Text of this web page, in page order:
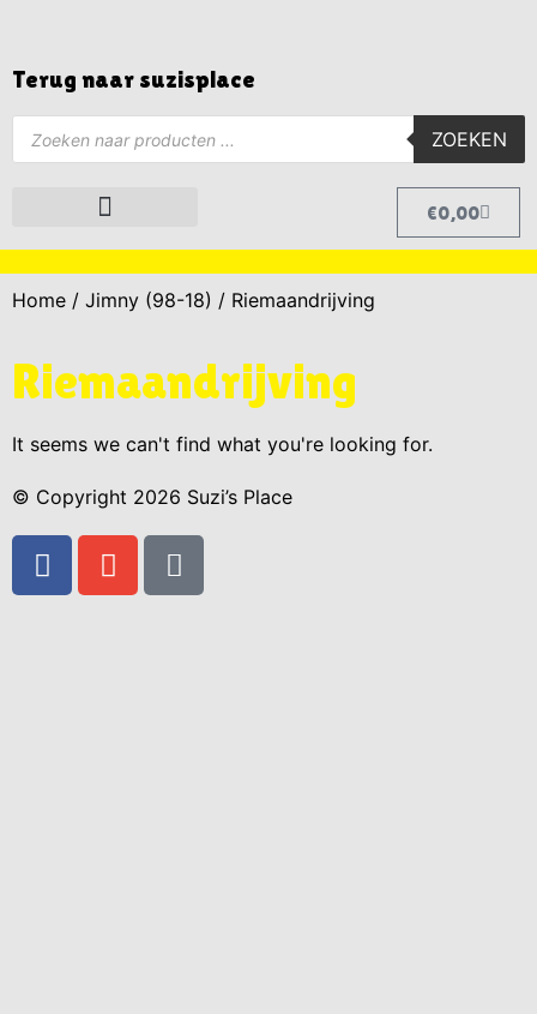
Terug naar suzisplace
ZOEKEN
€0,00
Home / Jimny (98-18) / Riemaandrijving
Riemaandrijving
It seems we can't find what you're looking for.
© Copyright 2026 Suzi’s Place